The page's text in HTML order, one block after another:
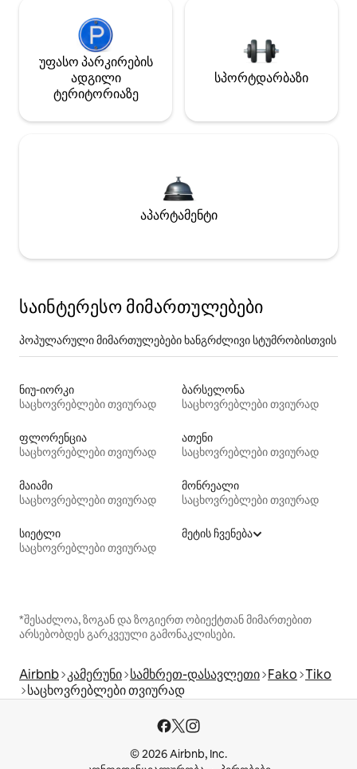
უფასო პარკირების
ადგილი
ტერიტორიაზე
სპორტდარბაზი
აპარტამენტი
საინტერესო მიმართულებები
პოპულარული მიმართულებები ხანგრძლივი სტუმრობისთვის
ნიუ-იორკი
საცხოვრებლები თვიურად
ბარსელონა
საცხოვრებლები თვიურად
ფლორენცია
საცხოვრებლები თვიურად
ათენი
საცხოვრებლები თვიურად
მაიამი
საცხოვრებლები თვიურად
მონრეალი
საცხოვრებლები თვიურად
სიეტლი
საცხოვრებლები თვიურად
მეტის ჩვენება
*შესაძლოა, ზოგან და ზოგიერთ ობიექტთან მიმართებით
არსებობდეს გარკვეული გამონაკლისები.
Airbnb კამერუნი სამხრეთ-დასავლეთი Fako Tiko
საცხოვრებლები თვიურად
© 2026 Airbnb, Inc.